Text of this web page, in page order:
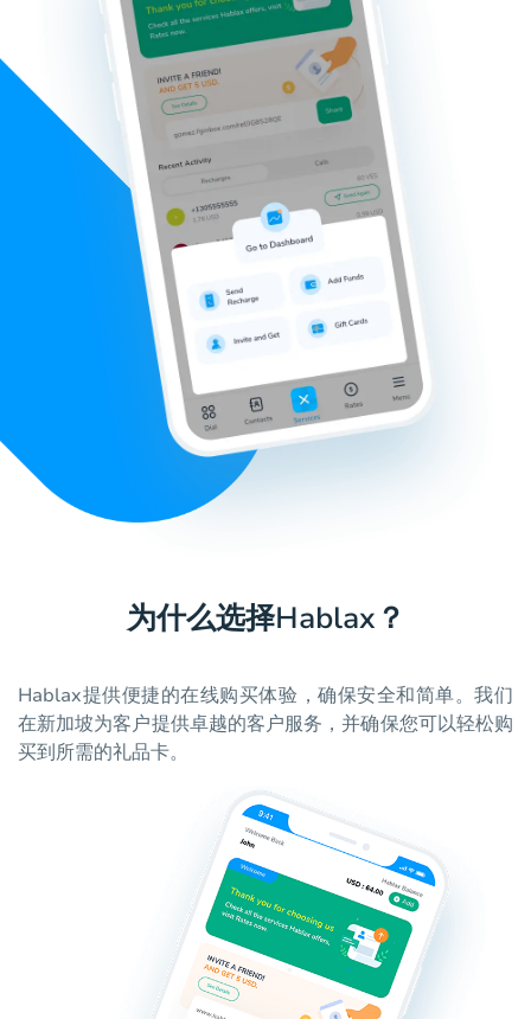
为什么选择Hablax？
Hablax提供便捷的在线购买体验，确保安全和简单。我们
在新加坡为客户提供卓越的客户服务，并确保您可以轻松购
买到所需的礼品卡。